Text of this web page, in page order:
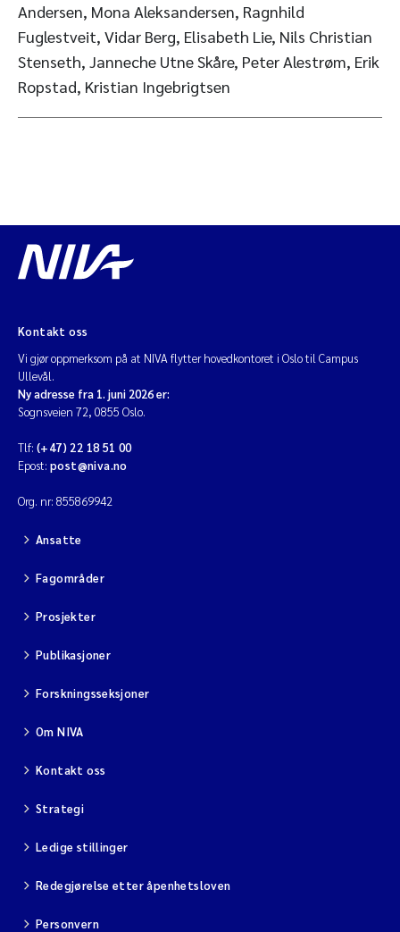
Andersen, Mona Aleksandersen, Ragnhild
Fuglestveit, Vidar Berg, Elisabeth Lie, Nils Christian
Stenseth, Janneche Utne Skåre, Peter Alestrøm, Erik
Ropstad, Kristian Ingebrigtsen
Kontakt oss
Vi gjør oppmerksom på at NIVA flytter hovedkontoret i Oslo til Campus
Ullevål.
Ny adresse fra 1. juni 2026 er:
Sognsveien 72, 0855 Oslo.
Tlf: (+47) 22 18 51 00
Epost: post@niva.no
Org. nr: 855869942
Ansatte
Fagområder
Prosjekter
Publikasjoner
Forskningsseksjoner
Om NIVA
Kontakt oss
Strategi
Ledige stillinger
Redegjørelse etter åpenhetsloven
Personvern